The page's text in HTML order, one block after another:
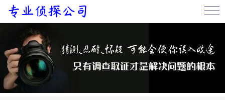
首页
公司简介
服务项目
调查案例